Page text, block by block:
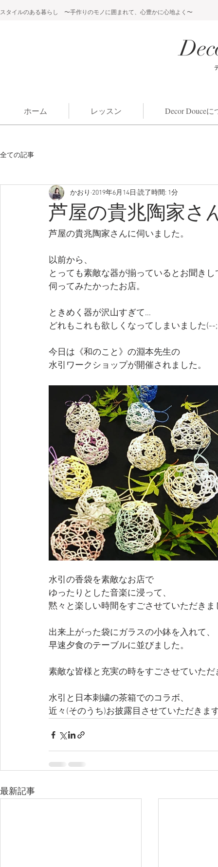
スタイルのある暮らし 〜手作りのモノに囲まれて、心豊かに心地よく〜
ホーム レッスン Decor Douceに
全ての記事
芦屋の貴兆陶家さ
かおり 2019年6月14日 読了時間: 1分
芦屋の貴兆陶家さんに伺いました。
以前から、
とっても素敵な器が揃っているとお聞きし
伺ってみたかったお店。
ときめく器が沢山すぎて…
どれもこれも欲しくなってしまいました
今日は《和のこと》の淵本先生の
水引ワークショップが開催されました。
水引の香袋を素敵なお店で
ゆったりとした音楽に浸って、
黙々と楽しい時間をすごさせていただきま
出来上がった袋にガラスの小鉢を入れて、
早速夕食のテーブルに並びました。
素敵な皆様と充実の時をすごさせていた
水引と日本刺繍の茶箱でのコラボ、
近々(そのうち)お披露目させていただきま
最新記事